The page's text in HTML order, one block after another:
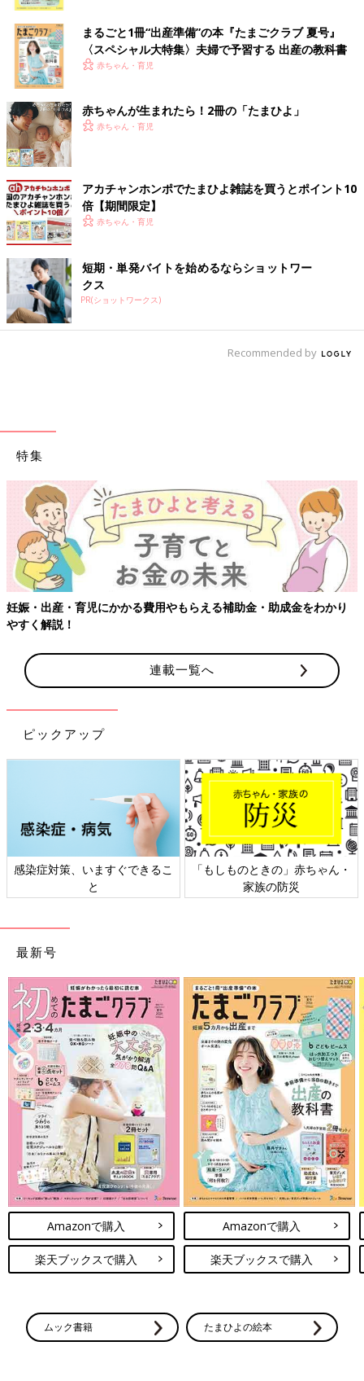
出典：Instagramアカウント「uo0112baby」
uo0112babyさんが購入したのはピジョンのウギーというバウン
サー。使いやすさも見た目も最高で、毎日使っているベビーグッ
ズの中で一番重宝しているのだとか。
リーズナブル！西松屋のバウンサー
出典：Instagramアカウント「run4yourlife1218」
RUNさんが購入したのは 西松屋
で販売されているSmartAngelの
ベビーバウンサーエア。メッシュ素材でできているので、背中も
ムレることがないのだとか。リーズナブルな価格で購入すること
ができたそう。バウンサーは好き嫌いがありそうなので、お安く
こんにちは！４才の娘ましちゃんと、２才の息
子こうちゃんの２児の母をしております、まい
こと申します！日々、育児で大変なことも「笑
いに変換！」をモットーに育児漫画を描いてい
ます！まだまだ半人前のママですが、ぜひ！よ
ろしくお願いします♪
先輩ママたちが選んだバウンサーをインスタグラムの投稿よりご
紹介しました。快適そうなバウンサーがたくさんありますね。ぜ
ひ、オンラインショップなども覗いてみてください。
(文：まり)
※対象年齢や使用方法は、必ずメーカーの情報を確認してくださ
い。使用は個人の感想です。
※記事内容でご紹介している投稿、リンク先は、削除される場合
があります。あらかじめご了承ください。
※記事の内容は記載当時の情報であり、現在と異なる場合があり
ます。
まるごと1冊“出産準備”の本『たまごクラブ 夏号』
〈スペシャル大特集〉夫婦で予習する 出産の教科書
赤ちゃん・育児
赤ちゃんが生まれたら！2冊の「たまひよ」
赤ちゃん・育児
アカチャンホンポでたまひよ雑誌を買うとポイント10
倍【期間限定】
赤ちゃん・育児
短期・単発バイトを始めるならショットワー
クス
PR(ショットワークス)
Recommended by
特集
妊娠・出産・育児にかかる費用やもらえる補助金・助成金をわかり
やすく解説！
連載一覧へ
ピックアップ
感染症対策、いますぐできるこ
と
「もしものときの」赤ちゃん・
家族の防災
最新号
Amazonで購入
楽天ブックスで購入
Amazonで購入
楽天ブックスで購入
ムック書籍 たまひよの絵本